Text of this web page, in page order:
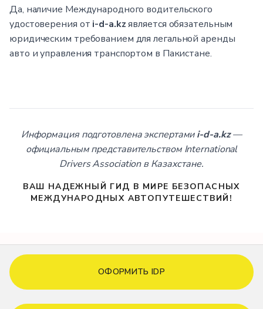
Да, наличие Международного водительского
удостоверения от i-d-a.kzявляется обязательным
юридическим требованием для легальной аренды
авто и управления транспортом в Пакистане.
Информация подготовлена экспертамиi-d-a.kz—
официальным представительством International
Drivers Association в Казахстане.
ВАШ НАДЕЖНЫЙ ГИД В МИРЕ БЕЗОПАСНЫХ
МЕЖДУНАРОДНЫХ АВТОПУТЕШЕСТВИЙ!
ОФОРМИТЬ IDP